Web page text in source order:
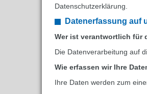
Datenschutzerklärung.
Datenerfassung auf
Wer ist verantwortlich für
Die Datenverarbeitung auf
Wie erfassen wir Ihre
Ihre Daten werden zum